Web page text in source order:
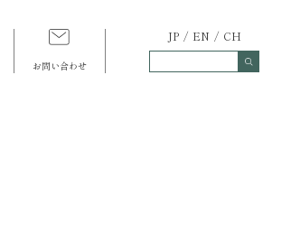
お問い合わせ
JP EN CH